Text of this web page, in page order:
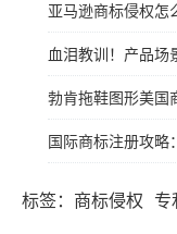
亚马逊商标侵权
勃肯拖鞋图形美国
国际商标注册攻略
标签： 商标侵权 专